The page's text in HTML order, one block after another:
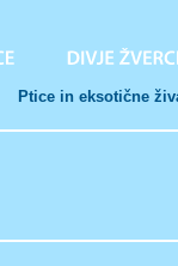
Ptice in eksotične